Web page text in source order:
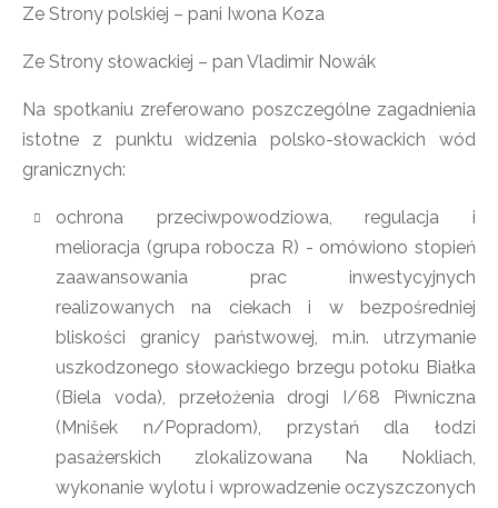
Ze Strony polskiej – pani Iwona Koza
Ze Strony słowackiej – pan Vladimir Nowák
Na spotkaniu zreferowano poszczególne zagadnienia
istotne z punktu widzenia polsko-słowackich wód
granicznych:
ochrona przeciwpowodziowa, regulacja i
melioracja (grupa robocza R) - omówiono stopień
zaawansowania prac inwestycyjnych
realizowanych na ciekach i w bezpośredniej
bliskości granicy państwowej, m.in. utrzymanie
uszkodzonego słowackiego brzegu potoku Białka
(Biela voda), przełożenia drogi I/68 Piwniczna
(Mnišek n/Popradom), przystań dla łodzi
pasażerskich zlokalizowana Na Nokliach,
wykonanie wylotu i wprowadzenie oczyszczonych